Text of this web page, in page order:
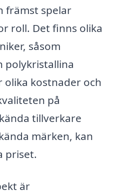
främst spelar
roll. Det finns olika
såsom
polykristallina
olika kostnader och
på
tillverkare
märken, kan
priset.
är